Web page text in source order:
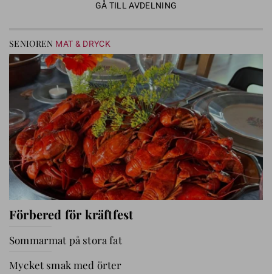
GÅ TILL AVDELNING
SENIOREN MAT & DRYCK
Förbered för kräftfest
Sommarmat på stora fat
Mycket smak med örter